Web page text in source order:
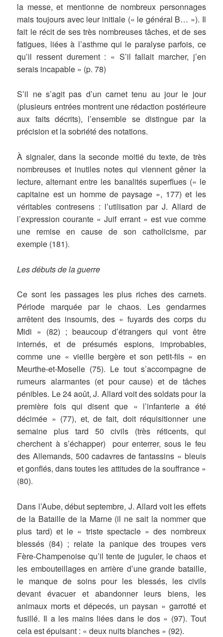
la messe, et mentionne de nombreux personnages
mais toujours avec leur initiale (« le général B… »). Il
fait le récit de ses très nombreuses tâches, et de ses
fatigues, liées à l’asthme qui le paralyse parfois, ce
qu’il ressent durement : « S’il fallait marcher, j’en
serais incapable » (p. 78)
S’il ne s’agit pas d’un carnet tenu au jour le jour
(plusieurs entrées montrent une rédaction postérieure
aux faits décrits), l’ensemble se distingue par la
précision et la sobriété des notations.
À signaler, dans la seconde moitié du texte, de très
nombreuses et inutiles notes qui viennent gêner la
lecture, alternant entre les banalités superflues (« le
capitaine est un homme de paysage », 177) et les
véritables contresens : l’utilisation par J. Allard de
l’expression courante « Juif errant » est vue comme
une remise en cause de son catholicisme, par
exemple (181).
Les débuts de la guerre
Ce sont les passages les plus riches des carnets.
Période marquée par le chaos. Les gendarmes
arrêtent des insoumis, des « fuyards des corps du
Midi » (82) ; beaucoup d’étrangers qui vont être
internés, et de présumés espions, improbables,
comme une « vieille bergère et son petit-fils » en
Meurthe-et-Moselle (75). Le tout s’accompagne de
rumeurs alarmantes (et pour cause) et de tâches
pénibles. Le 24 août, J. Allard voit des soldats pour la
première fois qui disent que « l’infanterie a été
décimée » (77), et, de fait, doit réquisitionner une
semaine plus tard 50 civils (très réticents, qui
cherchent à s’échapper) pour enterrer, sous le feu
des Allemands, 500 cadavres de fantassins « bleuis
et gonflés, dans toutes les attitudes de la souffrance »
(80).
Dans l’Aube, début septembre, J. Allard voit les effets
de la Bataille de la Marne (il ne sait la nommer que
plus tard) et le « triste spectacle » des nombreux
blessés (84) ; relate la panique des troupes vers
Fère-Champenoise qu’il tente de juguler, le chaos et
les embouteillages en arrière d’une grande bataille,
le manque de soins pour les blessés, les civils
devant évacuer et abandonner leurs biens, les
animaux morts et dépecés, un paysan « garrotté et
fusillé. Il a les mains liées dans le dos » (97). Tout
cela est épuisant : « deux nuits blanches » (92).